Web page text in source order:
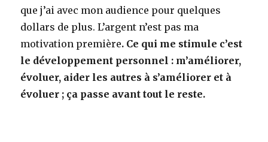
que j’ai avec mon audience pour quelques
dollars de plus. L’argent n’est pas ma
motivation première. Ce qui me stimule c’est
le développement personnel : m’améliorer,
évoluer, aider les autres à s’améliorer et à
évoluer ; ça passe avant tout le reste.